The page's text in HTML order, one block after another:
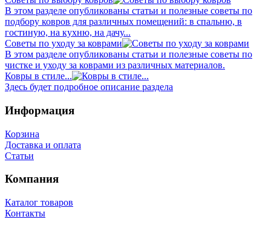
В этом разделе опубликованы статьи и полезные советы по
подбору ковров для различных помещений: в спальню, в
гостиную, на кухню, на дачу...
Советы по уходу за коврами
В этом разделе опубликованы статьи и полезные советы по
чистке и уходу за коврами из различных материалов.
Ковры в стиле...
Здесь будет подробное описание раздела
Информация
Корзина
Доставка и оплата
Статьи
Компания
Каталог товаров
Контакты